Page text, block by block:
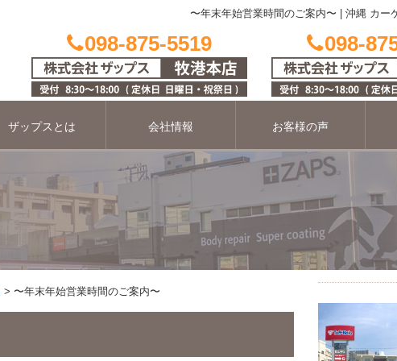
〜年末年始営業時間のご案内〜 沖縄 カー
098-875-5519 098-
ザップスとは 会社情報 お客様の声
〜年末年始営業時間のご案内〜